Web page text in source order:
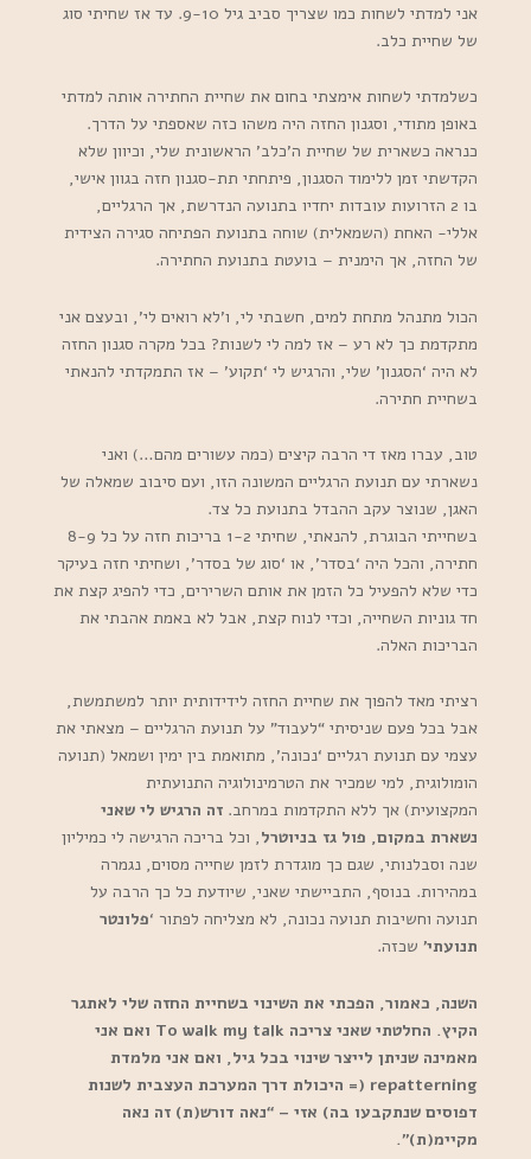
אני למדתי לשחות כמו שצריך סביב גיל 9-10. עד אז שחיתי סוג
של שחיית כלב.
כשלמדתי לשחות אימצתי בחום את שחיית החתירה אותה למדתי
באופן מתודי, וסגנון החזה היה משהו כזה שאספתי על הדרך.
כנראה כשארית של שחיית ה’כלב’ הראשונית שלי, וכיוון שלא
הקדשתי זמן ללימוד הסגנון, פיתחתי תת-סגנון חזה בגוון אישי,
בו 2 הזרועות עובדות יחדיו בתנועה הנדרשת, אך הרגליים,
אללי- האחת (השמאלית) שוחה בתנועת הפתיחה סגירה הצידית
של החזה, אך הימנית – בועטת בתנועת החתירה.
הכול מתנהל מתחת למים, חשבתי לי, ו’לא רואים לי’, ובעצם אני
מתקדמת כך לא רע – אז למה לי לשנות? בכל מקרה סגנון החזה
לא היה ‘הסגנון’ שלי, והרגיש לי ‘תקוע’ – אז התמקדתי להנאתי
בשחיית חתירה.
טוב, עברו מאז די הרבה קיצים (כמה עשורים מהם…) ואני
נשארתי עם תנועת הרגליים המשונה הזו, ועם סיבוב שמאלה של
האגן, שנוצר עקב ההבדל בתנועת כל צד.
בשחייתי הבוגרת, להנאתי, שחיתי 1-2 בריכות חזה על כל 8-9
חתירה, והכל היה ‘בסדר’, או ‘סוג של בסדר’, ושחיתי חזה בעיקר
כדי שלא להפעיל כל הזמן את אותם השרירים, כדי להפיג קצת את
חד גוניות השחייה, וכדי לנוח קצת, אבל לא באמת אהבתי את
הבריכות האלה.
רציתי מאד להפוך את שחיית החזה לידידותית יותר למשתמשת,
אבל בכל פעם שניסיתי “לעבוד” על תנועת הרגליים – מצאתי את
עצמי עם תנועת רגליים ‘נכונה’, מתואמת בין ימין ושמאל (תנועה
הומולוגית, למי שמכיר את הטרמינולוגיה התנועתית
המקצועית) אך ללא התקדמות במרחב. זה הרגיש לי שאני
נשארת במקום, פול גז בניוטרל, וכל בריכה הרגישה לי כמיליון
שנה וסבלנותי, שגם כך מוגדרת לזמן שחייה מסוים, נגמרה
במהירות. בנוסף, התביישתי שאני, שיודעת כל כך הרבה על
תנועה וחשיבות תנועה נכונה, לא מצליחה לפתור ‘פלונטר
תנועתי’שכזה.
השנה, כאמור, הפכתי את השינוי בשחיית החזה שלי לאתגר
הקיץ. החלטתי שאני צריכה To walk my talk ואם אני
מאמינה שניתן לייצר שינוי בכל גיל, ואם אני מלמדת
repatterning (= היכולת דרך המערכת העצבית לשנות
דפוסים שנתקבעו בה) אזי – “נאה דורש(ת) זה נאה
מקיימ(ת)”.